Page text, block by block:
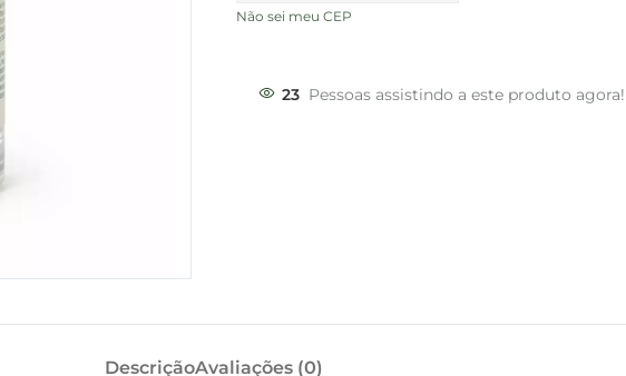
Não sei meu CEP
23 Pessoas assistindo a este produto agora!
DescriçãoAvaliações (0)